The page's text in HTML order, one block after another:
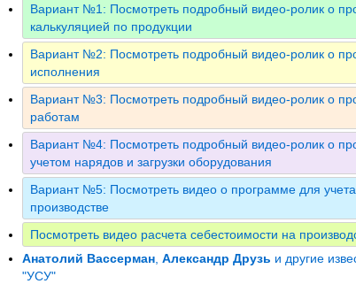
Вариант №1: Посмотреть подробный видео-ролик о
калькуляцией по продукции
Вариант №2: Посмотреть подробный видео-ролик о
исполнения
Вариант №3: Посмотреть подробный видео-ролик о
работам
Вариант №4: Посмотреть подробный видео-ролик о
учетом нарядов и загрузки оборудования
Вариант №5: Посмотреть видео о программе для
производстве
Посмотреть видео расчета себестоимости на
Анатолий Вассерман Александр Друзь и другие
"УСУ"